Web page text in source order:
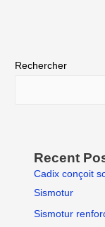
Rechercher
Recent
Cadix conçoit
Sismotur
Sismotur